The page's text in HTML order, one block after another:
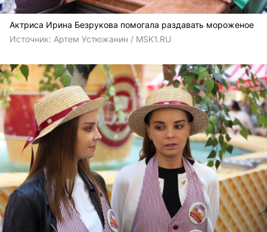
Актриса Ирина Безрукова помогала раздавать мороженое
Источник: Артем Устюжанин / MSK1.RU